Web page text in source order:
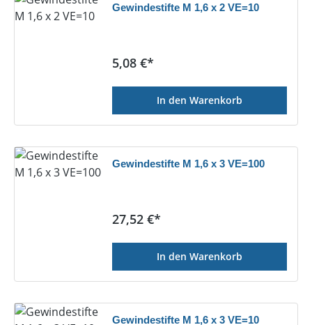
Gewindestifte M 1,6 x 2 VE=10
Regulärer Preis:
5,08 €*
In den Warenkorb
Gewindestifte M 1,6 x 3 VE=100
Regulärer Preis:
27,52 €*
In den Warenkorb
Gewindestifte M 1,6 x 3 VE=10